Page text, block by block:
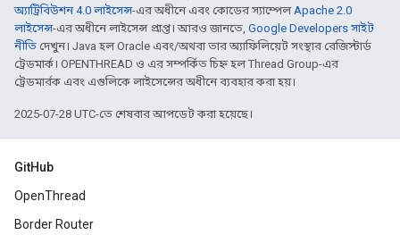
অ্যাট্রিবিউশন 4.0 লাইসেন্স-এর অধীনে এবং কোডের স্যাম্পেলApache 2.0
লাইসেন্স-এর অধীনে লাইসেন্স প্রাপ্ত। আরও জানতে, Google Developers সাইট
নীতি দেখুন। Java হল Oracle এবং/অথবা তার অ্যাফিলিয়েট সংস্থার রেজিস্টার্ড
ট্রেডমার্ক। OPENTHREAD ও এর সম্পর্কিত চিহ্ন হল Thread Group-এর
ট্রেডমার্রক এবং এগুলিকে লাইসেন্সের অধীনে ব্যবহার করা হয়।
2025-07-28 UTC-তে শেষবার আপডেট করা হয়েছে।
GitHub
OpenThread
Border Router